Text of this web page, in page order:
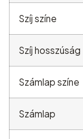
Szíj színe
Szíj hosszúság
Számlap színe
Számlap